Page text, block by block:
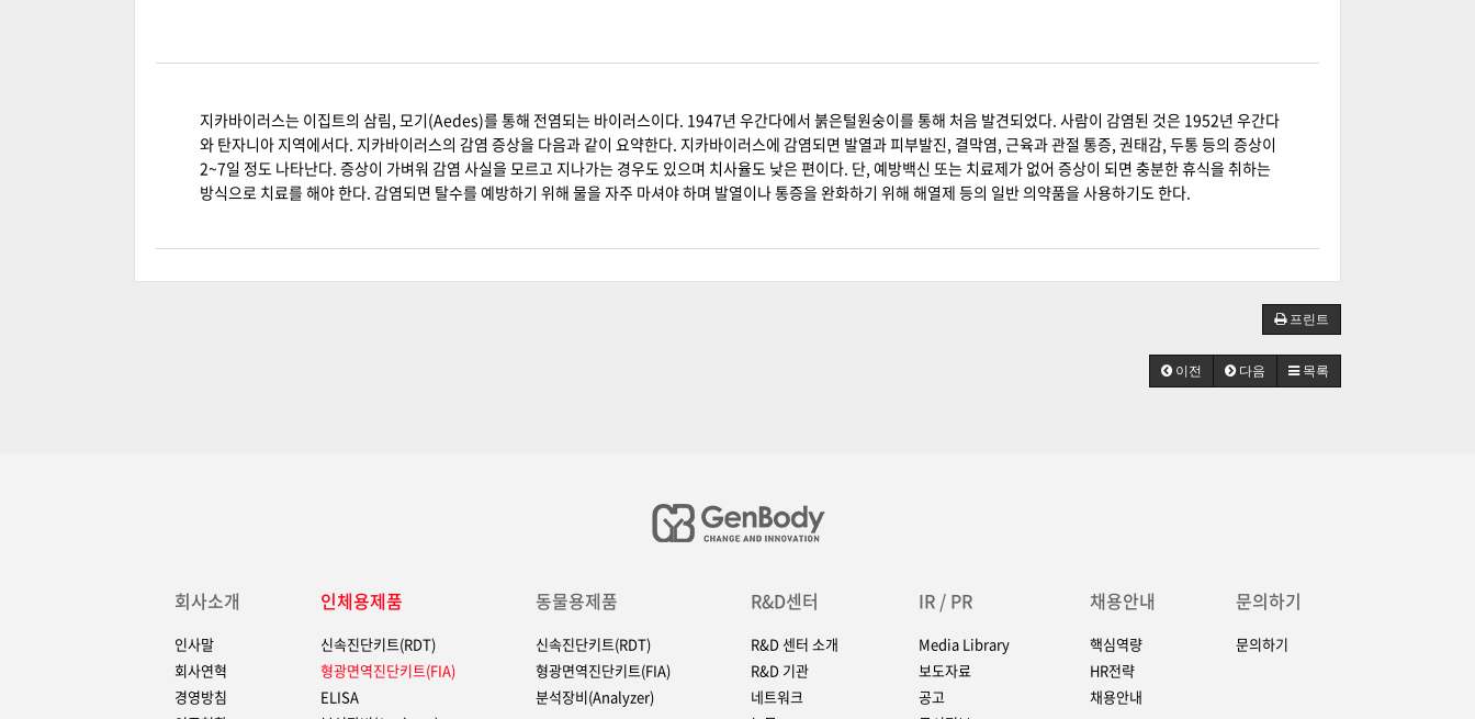
지카바이러스는 이집트의 삼림, 모기(Aedes)를 통해 전염되는 바이러스이다. 1947년 우간다에서 붉은털원숭이를 통해 처음 발견되었다. 사람이 감염된 것은 1952년 우간다
와 탄자니아 지역에서다. 지카바이러스의 감염 증상을 다음과 같이 요약한다. 지카바이러스에 감염되면 발열과 피부발진, 결막염, 근육과 관절 통증, 권태감, 두통 등의 증상이
2~7일 정도 나타난다. 증상이 가벼워 감염 사실을 모르고 지나가는 경우도 있으며 치사율도 낮은 편이다. 단, 예방백신 또는 치료제가 없어 증상이 되면 충분한 휴식을 취하는
방식으로 치료를 해야 한다. 감염되면 탈수를 예방하기 위해 물을 자주 마셔야 하며 발열이나 통증을 완화하기 위해 해열제 등의 일반 의약품을 사용하기도 한다.
프린트
이전 다음 목록
회사소개
인사말
회사연혁
경영방침
인체용제품
신속진단키트(RDT)
형광면역진단키트(FIA)
ELISA
동물용제품
신속진단키트(RDT)
형광면역진단키트(FIA)
분석장비(Analyzer)
R&D센터
R&D 센터 소개
R&D 기관
네트워크
IR / PR
Media Library
보도자료
공고
채용안내
핵심역량
HR전략
채용안내
문의하기
문의하기